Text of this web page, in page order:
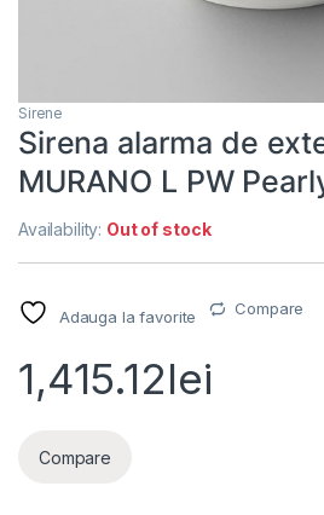
Sirene
Sirena alarma de
MURANO L PW
Availability: Out of stock
Adauga la favorite Compare
1,415.12lei
Compare